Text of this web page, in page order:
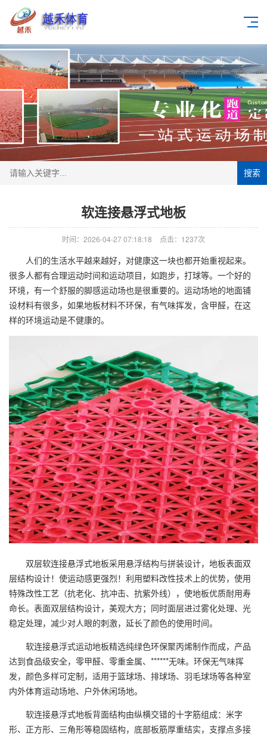
搜索
软连接悬浮式地板
时间：2026-04-27 07:18:18 点击：1237次
人们的生活水平越来越好，对健康这一块也都开始重视起来。
很多人都有合理运动时间和运动项目，如跑步，打球等。一个好的
环境，有一个舒服的脚感运动场也是很重要的。运动场地的地面铺
设材料有很多，如果地板材料不环保，有气味挥发，含甲醛，在这
样的环境运动是不健康的。
双层软连接悬浮式地板采用悬浮结构与拼装设计，地板表面双
层结构设计！使运动感更强烈！利用塑料改性技术上的优势，使用
特殊改性工艺（抗老化、抗冲击、抗紫外线），使地板优质耐用寿
命长。表面双层结构设计，美观大方；同时面层进过雾化处理、光
稳定处理，减少对人眼的刺激，延长了颜色的使用时间。
软连接悬浮式运动地板精选纯绿色环保聚丙烯制作而成，产品
达到食品级安全，零甲醛、零重金属、******无味。环保无气味挥
发，颜色多样可定制，适用于篮球场、排球场、羽毛球场等各种室
内外体育运动场地、户外休闲场地。
软连接悬浮式地板背面结构由纵横交错的十字筋组成：米字
形、正方形、三角形等稳固结构，底部板筋厚重结实，支撑点多接